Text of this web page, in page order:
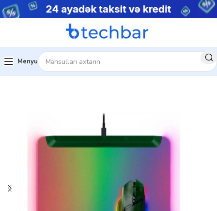
Menyu
Ev Kompüter aksesuarları Mouse Pad